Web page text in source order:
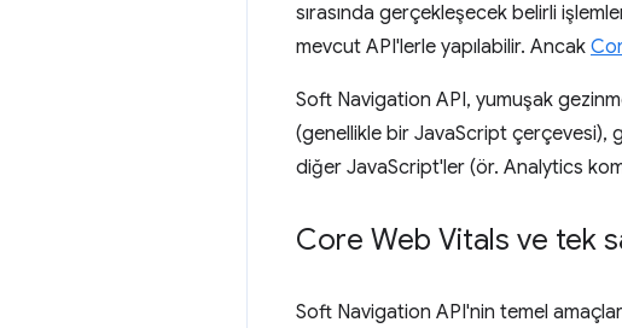
sırasında gerçekleşecek belirli
mevcut API'lerle yapılabilir. Ancak
Soft Navigation API, yumuşak
(genellikle bir JavaScript çerçevesi),
diğer JavaScript'ler (ör. Analytics
Core Web Vitals ve tek
Soft Navigation API'nin temel